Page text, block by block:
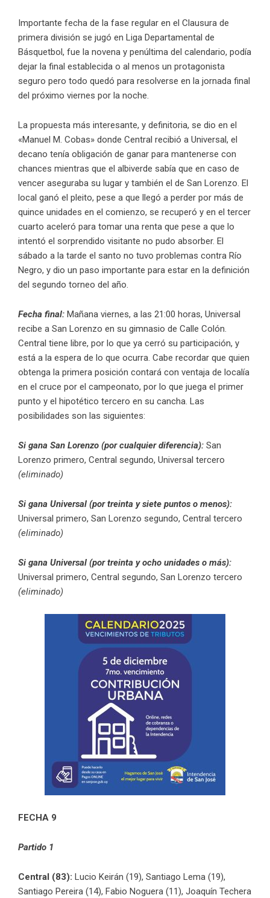
Importante fecha de la fase regular en el Clausura de
primera división se jugó en Liga Departamental de
Básquetbol, fue la novena y penúltima del calendario, podía
dejar la final establecida o al menos un protagonista
seguro pero todo quedó para resolverse en la jornada final
del próximo viernes por la noche.
La propuesta más interesante, y definitoria, se dio en el
«Manuel M. Cobas» donde Central recibió a Universal, el
decano tenía obligación de ganar para mantenerse con
chances mientras que el albiverde sabía que en caso de
vencer aseguraba su lugar y también el de San Lorenzo. El
local ganó el pleito, pese a que llegó a perder por más de
quince unidades en el comienzo, se recuperó y en el tercer
cuarto aceleró para tomar una renta que pese a que lo
intentó el sorprendido visitante no pudo absorber. El
sábado a la tarde el santo no tuvo problemas contra Río
Negro, y dio un paso importante para estar en la definición
del segundo torneo del año.
Fecha final: Mañana viernes, a las 21:00 horas, Universal
recibe a San Lorenzo en su gimnasio de Calle Colón.
Central tiene libre, por lo que ya cerró su participación, y
está a la espera de lo que ocurra. Cabe recordar que quien
obtenga la primera posición contará con ventaja de localía
en el cruce por el campeonato, por lo que juega el primer
punto y el hipotético tercero en su cancha. Las
posibilidades son las siguientes:
Si gana San Lorenzo (por cualquier diferencia): San
Lorenzo primero, Central segundo, Universal tercero
(eliminado)
Si gana Universal (por treinta y siete puntos o menos):
Universal primero, San Lorenzo segundo, Central tercero
(eliminado)
Si gana Universal (por treinta y ocho unidades o más):
Universal primero, Central segundo, San Lorenzo tercero
(eliminado)
FECHA 9
Partido 1
Central (83): Lucio Keirán (19), Santiago Lema (19),
Santiago Pereira (14), Fabio Noguera (11), Joaquín Techera